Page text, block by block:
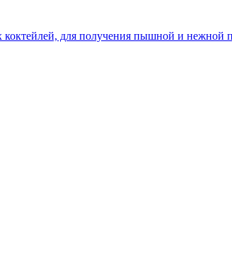
коктейлей, для получения пышной и нежной